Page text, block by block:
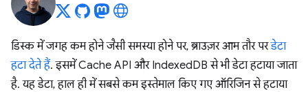
डिस्क में जगह कम होने जैसी समस्या होने पर, ब्राउज़र आम तौर परडेटा
हटा देते हैं. इसमें Cache API और IndexedDB से भी डेटा हटाया जाता
है. यह डेटा, हाल ही में सबसे कम इस्तेमाल किए गए ऑरिजिन से हटाया